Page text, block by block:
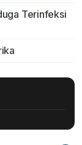
Terinfeksi